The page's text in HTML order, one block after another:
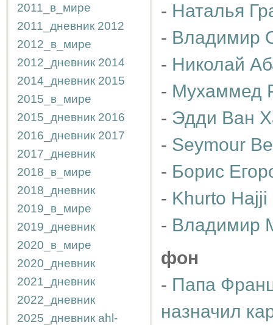
2011_в_мире
2011_дневник 2012
2012_в_мире
2012_дневник 2014
2014_дневник 2015
2015_в_мире
2015_дневник 2016
2016_дневник 2017
2017_дневник
2018_в_мире
2018_дневник
2019_в_мире
2019_дневник
2020_в_мире
2020_дневник
2021_дневник
2022_дневник
2025_дневник ahl-
- Наталья
- Владимир
- Николай
- Мухаммед
- Эдди Ван
- Seymour
- Борис
- Khurto Hajji
- Владимир
фон
- Папа
назначил